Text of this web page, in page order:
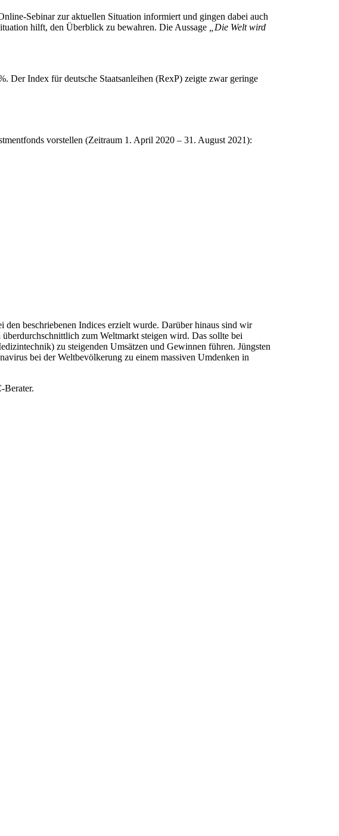
Sebinar zur aktuellen Situation informiert und gingen dabei auch
hilft, den Überblick zu bewahren. Die Aussage
„Die Welt wird
Der Index für deutsche Staatsanleihen (RexP) zeigte zwar geringe
vorstellen (Zeitraum 1. April 2020 – 31. August 2021):
beschriebenen Indices erzielt wurde. Darüber hinaus sind wir
zum Weltmarkt steigen wird. Das sollte bei
zu steigenden Umsätzen und Gewinnen führen. Jüngsten
bei der Weltbevölkerung zu einem massiven Umdenken in
Berater.